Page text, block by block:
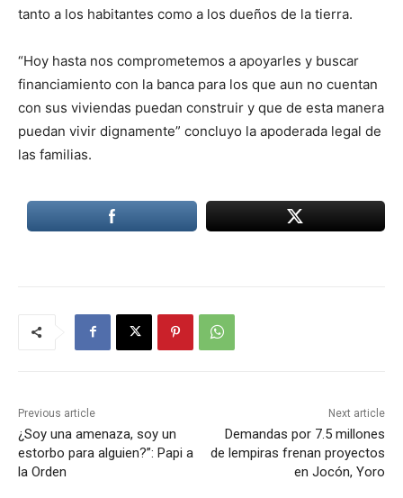
tanto a los habitantes como a los dueños de la tierra.
“Hoy hasta nos comprometemos a apoyarles y buscar
financiamiento con la banca para los que aun no cuentan
con sus viviendas puedan construir y que de esta manera
puedan vivir dignamente” concluyo la apoderada legal de
las familias.
Previous article
¿Soy una amenaza, soy un
estorbo para alguien?”: Papi a
la Orden
Next article
Demandas por 7.5 millones
de lempiras frenan proyectos
en Jocón, Yoro